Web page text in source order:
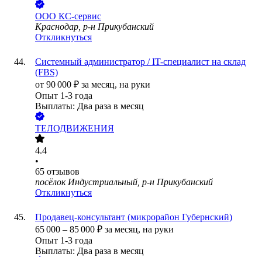
ООО КС-сервис
Краснодар, р-н Прикубанский
Откликнуться
Системный администратор / IT-специалист на склад
(FBS)
от 90 000 ₽ за месяц, на руки
Опыт 1-3 года
Выплаты: Два раза в месяц
ТЕЛОДВИЖЕНИЯ
4.4
•
65 отзывов
посёлок Индустриальный, р-н Прикубанский
Откликнуться
Продавец-консультант (микрорайон Губернский)
65 000 – 85 000 ₽ за месяц, на руки
Опыт 1-3 года
Выплаты: Два раза в месяц